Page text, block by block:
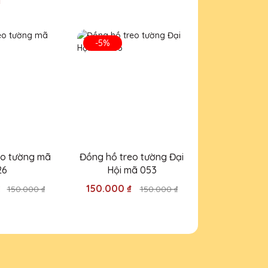
QTG!
tường mã
150.000 ₫
-5%
Đồng hồ treo tường Đại
Hội mã 053
150.000 ₫
150.000 ₫